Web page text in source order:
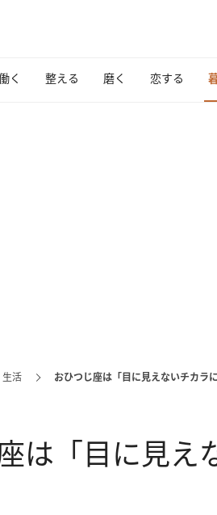
く 整える 磨く 恋する
生活 おひつじ座は「目に見えないチカラ
は「目に見え